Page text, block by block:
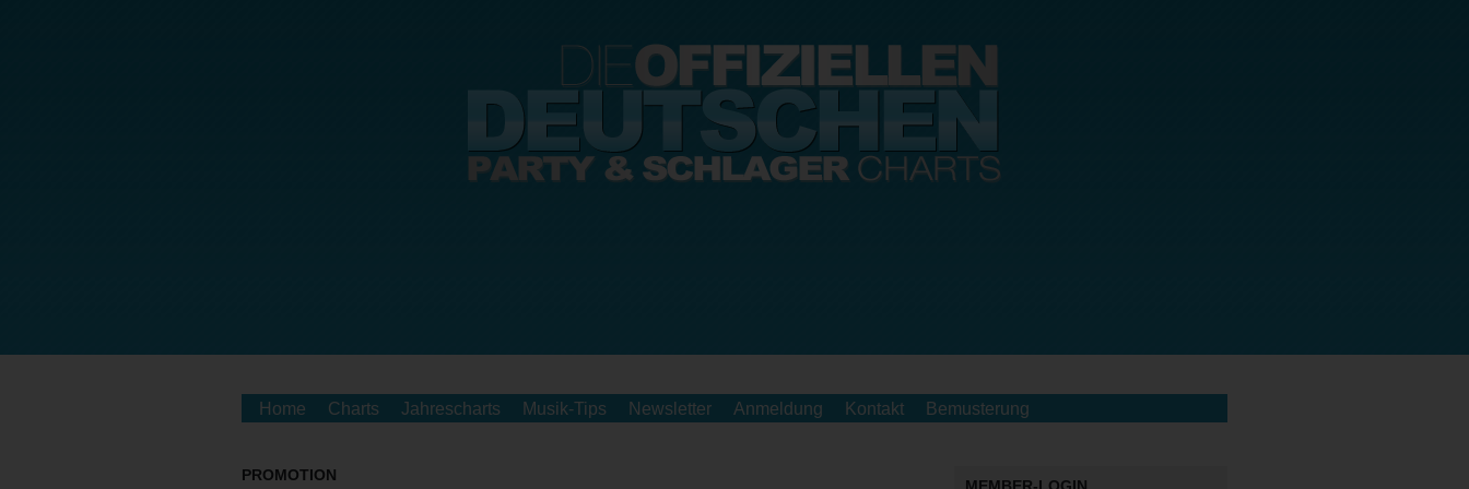
Home Charts Jahrescharts Musik-Tips Newsletter Anmeldung Kontakt Bemusterung
PROMOTION